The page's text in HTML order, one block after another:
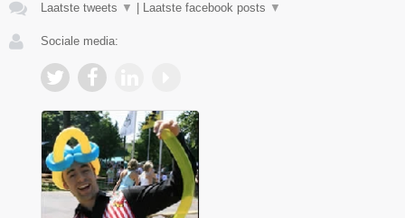
Laatste tweets ▼ Laatste facebook posts ▼
Sociale media: